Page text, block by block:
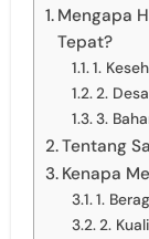
Mengapa
Tepat?
1.
2.
3.
Tentang
Kenapa
1.
2.